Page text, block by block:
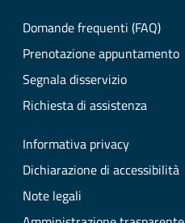
Domande frequenti (FAQ)
Prenotazione appuntamento
Segnala disservizio
Richiesta di assistenza
Informativa privacy
Dichiarazione di accessibilità
Note legali